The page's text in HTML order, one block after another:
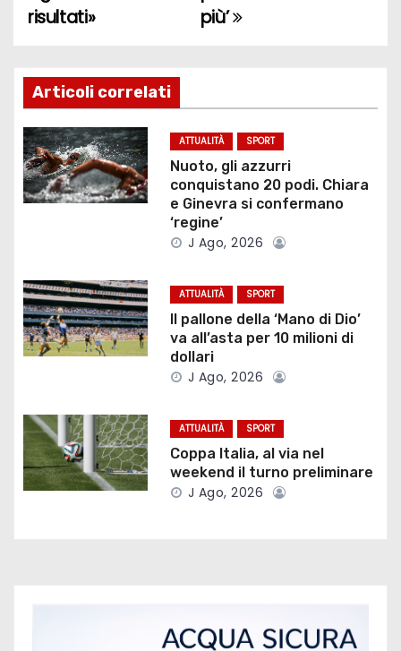
a
i
g
a
z
o
n
e
r
t
i
più’
risultati»
Articoli correlati
ATTUALITÀ SPORT
Nuoto, gli azzurri
conquistano 20 podi. Chiara
e Ginevra si confermano
‘regine’
J Ago, 2026
ATTUALITÀ SPORT
Il pallone della ‘Mano di Dio’
va all’asta per 10 milioni di
dollari
J Ago, 2026
ATTUALITÀ SPORT
Coppa Italia, al via nel
weekend il turno preliminare
J Ago, 2026